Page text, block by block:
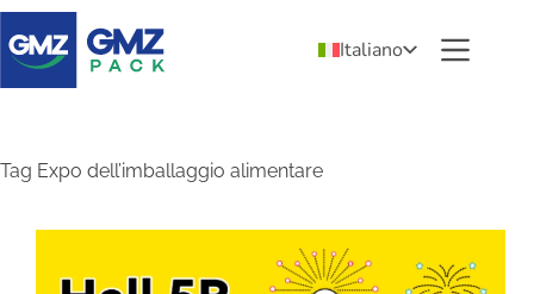
Italiano
Tag Expo dell’imballaggio alimentare